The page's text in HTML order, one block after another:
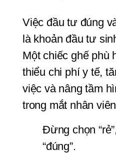
Việc đầu tư đúng
là khoản đầu tư
Một chiếc ghế phù
thiểu chi phí y tế,
việc và nâng tầm
trong mắt nhân
Đừng chọn
“đúng”.